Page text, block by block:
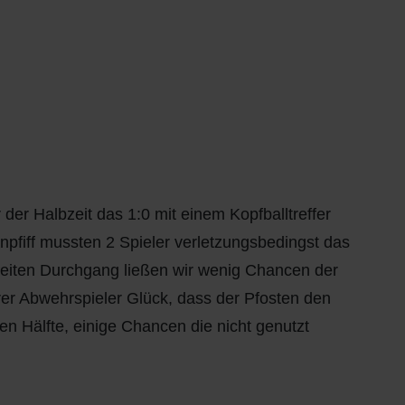
Halbzeit das 1:0 mit einem Kopfballtreffer
mussten 2 Spieler verletzungsbedingst das
Durchgang ließen wir wenig Chancen der
Abwehrspieler Glück, dass der Pfosten den
Hälfte, einige Chancen die nicht genutzt